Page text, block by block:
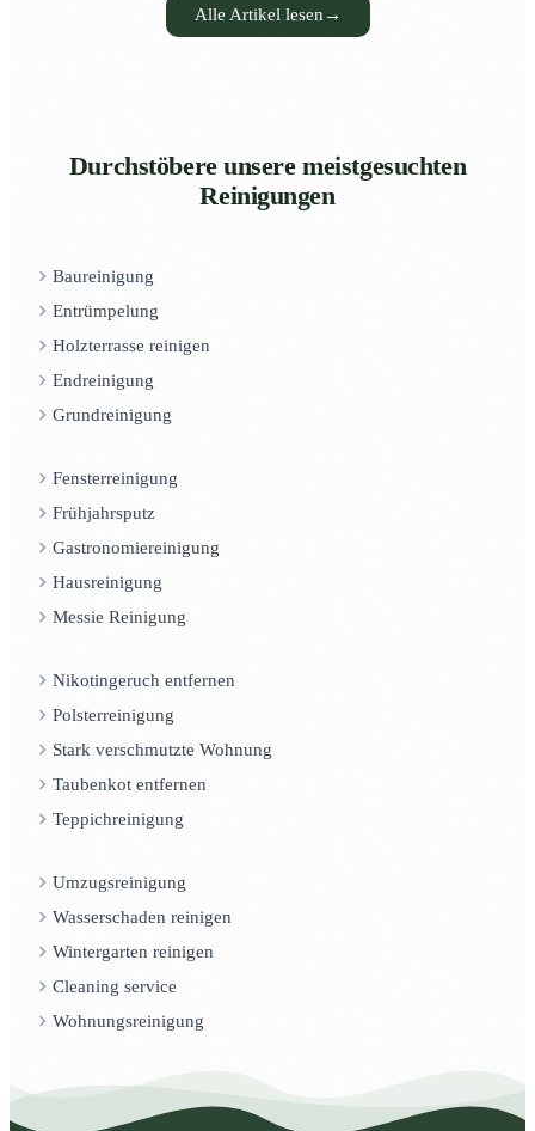
Alle Artikel lesen →
Durchstöbere unsere meistgesuchten
Reinigungen
Baureinigung
Entrümpelung
Holzterrasse reinigen
Endreinigung
Grundreinigung
Fensterreinigung
Frühjahrsputz
Gastronomiereinigung
Hausreinigung
Messie Reinigung
Nikotingeruch entfernen
Polsterreinigung
Stark verschmutzte Wohnung
Taubenkot entfernen
Teppichreinigung
Umzugsreinigung
Wasserschaden reinigen
Wintergarten reinigen
Cleaning service
Wohnungsreinigung